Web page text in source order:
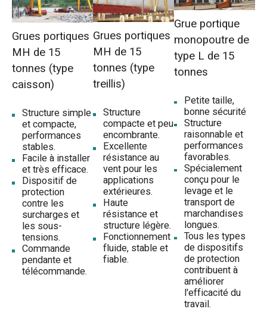
Pourquoi choisir la grue portique Dafang de
15 tonnes ?
Force de fabrication avancée
Service et assistance professionnels
Qualité certifiée
Grues portiques
MH de 15
tonnes (type
caisson)
Structure simple
et compacte,
performances
stables.
Facile à installer
et très efficace.
Dispositif de
protection
contre les
surcharges et
les sous-
tensions.
Commande
pendante et
télécommande.
Grues portiques
MH de 15
tonnes (type
treillis)
Structure
compacte et peu
encombrante.
Excellente
résistance au
vent pour les
applications
extérieures.
Haute
résistance et
structure légère.
Fonctionnement
fluide, stable et
fiable.
Grue portique
monopoutre de
type L de 15
tonnes
Petite taille,
bonne sécurité
Structure
raisonnable et
performances
favorables.
Spécialement
conçu pour le
levage et le
transport de
marchandises
longues.
Tous les types
de dispositifs
de protection
contribuent à
améliorer
l'efficacité du
travail.